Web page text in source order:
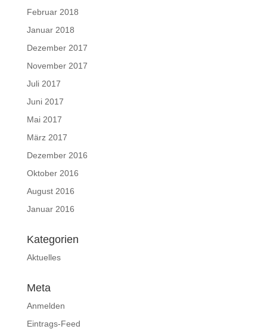
Februar 2018
Januar 2018
Dezember 2017
November 2017
Juli 2017
Juni 2017
Mai 2017
März 2017
Dezember 2016
Oktober 2016
August 2016
Januar 2016
Kategorien
Aktuelles
Meta
Anmelden
Eintrags-Feed